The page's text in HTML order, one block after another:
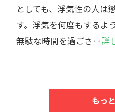
としても、浮気性の人は
す。浮気を何度もするよ
無駄な時間を過ごさ‥詳
もっ